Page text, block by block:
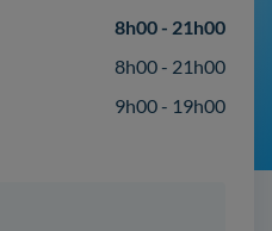
8h00 - 21h00
8h00 - 21h00
9h00 - 19h00